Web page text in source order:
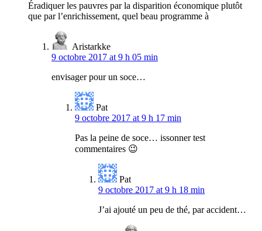
Éradiquer les pauvres par la disparition économique plutôt
que par l’enrichissement, quel beau programme à
Aristarkke
9 octobre 2017 at 9 h 05 min
envisager pour un soce…
Pat
9 octobre 2017 at 9 h 17 min
Pas la peine de soce… issonner test
commentaires 😉
Pat
9 octobre 2017 at 9 h 18 min
J’ai ajouté un peu de thé, par accident…